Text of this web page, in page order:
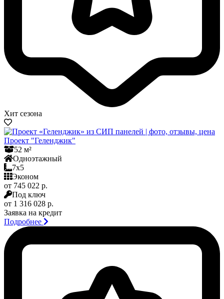
Хит сезона
Проект "Геленджик"
52 м²
Одноэтажный
7x5
Эконом
от 745 022 р.
Под ключ
от 1 316 028 р.
Заявка на кредит
Подробнее